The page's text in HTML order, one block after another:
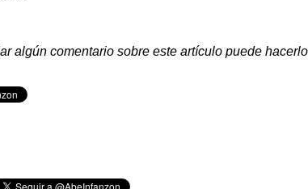
algún comentario sobre este artículo puede